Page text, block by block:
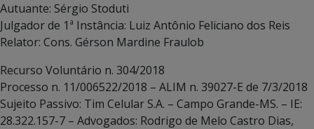
Autuante: Sérgio Stoduti
Julgador de 1ª Instância: Luiz Antônio Feliciano dos Reis
Relator: Cons. Gérson Mardine Fraulob
Recurso Voluntário n. 304/2018
Processo n. 11/006522/2018 – ALIM n. 39027-E de 7/3/2018
Sujeito Passivo: Tim Celular S.A. – Campo Grande-MS. – IE:
28.322.157-7 – Advogados: Rodrigo de Melo Castro Dias,